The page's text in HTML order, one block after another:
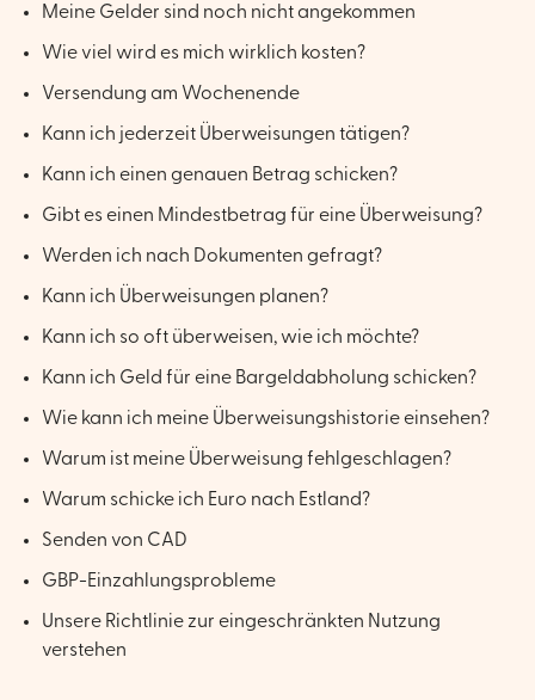
Meine Gelder sind noch nicht angekommen
Wie viel wird es mich wirklich kosten?
Versendung am Wochenende
Kann ich jederzeit Überweisungen tätigen?
Kann ich einen genauen Betrag schicken?
Gibt es einen Mindestbetrag für eine Überweisung?
Werden ich nach Dokumenten gefragt?
Kann ich Überweisungen planen?
Kann ich so oft überweisen, wie ich möchte?
Kann ich Geld für eine Bargeldabholung schicken?
Wie kann ich meine Überweisungshistorie einsehen?
Warum ist meine Überweisung fehlgeschlagen?
Warum schicke ich Euro nach Estland?
Senden von CAD
GBP-Einzahlungsprobleme
Unsere Richtlinie zur eingeschränkten Nutzung
verstehen